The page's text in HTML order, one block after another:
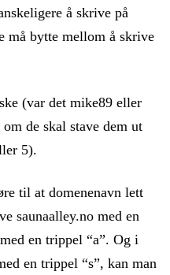
å skrive på
må bytte mellom å skrive
(var det mike89 eller
de skal stave dem ut
5).
til at domenenavn lett
saunaalley.no med en
en trippel “a”. Og i
en trippel “s”, kan man